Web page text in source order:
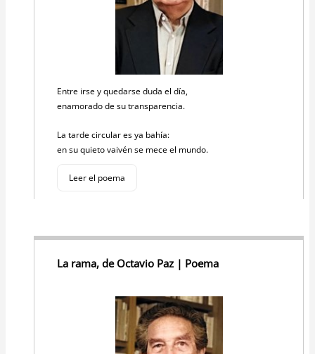
Entre irse y quedarse duda el día,
enamorado de su transparencia.
La tarde circular es ya bahía:
en su quieto vaivén se mece el mundo.
Leer el poema
La rama, de Octavio Paz | Poema